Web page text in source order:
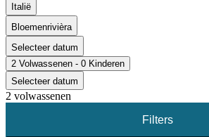
Italië
Bloemenrivièra
Selecteer datum
2 Volwassenen - 0 Kinderen
Selecteer datum
2 volwassenen
Filters